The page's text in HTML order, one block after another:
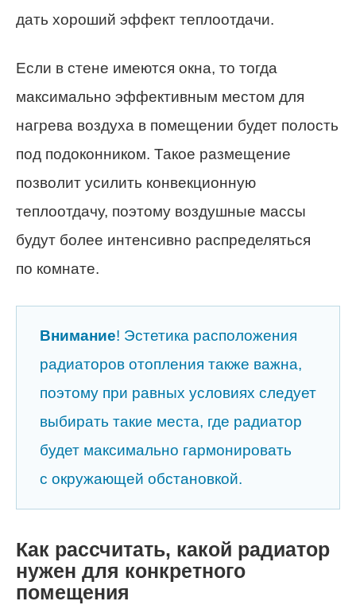
дать хороший эффект теплоотдачи.
Если в стене имеются окна, то тогда
максимально эффективным местом для
нагрева воздуха в помещении будет полость
под подоконником. Такое размещение
позволит усилить конвекционную
теплоотдачу, поэтому воздушные массы
будут более интенсивно распределяться
по комнате.
Внимание! Эстетика расположения
радиаторов отопления также важна,
поэтому при равных условиях следует
выбирать такие места, где радиатор
будет максимально гармонировать
с окружающей обстановкой.
Как рассчитать, какой радиатор
нужен для конкретного
помещения